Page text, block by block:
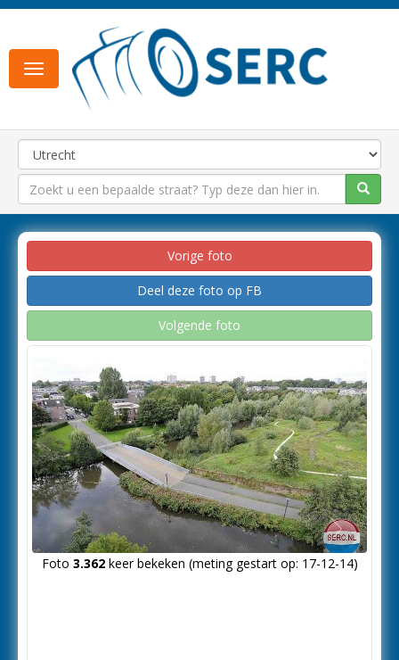
Toggle
navigation
Vorige foto
Deel deze foto op FB
Volgende foto
Volgende
Foto 3.362keer bekeken (meting gestart op: 17-12-14)